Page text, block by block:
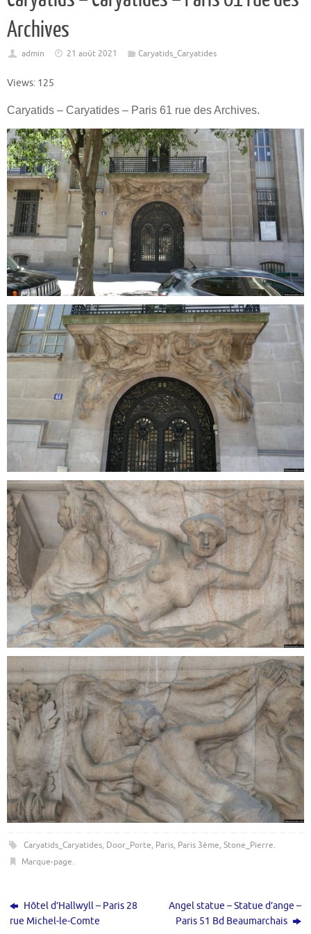
Archives
admin 21 août 2021 Caryatids_Caryatides
Views: 125
Caryatids – Caryatides – Paris 61 rue des Archives.
Caryatids_Caryatides, Door_Porte, Paris, Paris 3ème, Stone_Pierre.
Marque-page.
Hôtel d’Hallwyll – Paris 28
rue Michel-le-Comte
Angel statue – Statue d’ange –
Paris 51 Bd Beaumarchais